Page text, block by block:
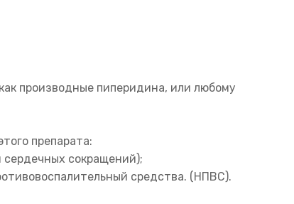
производные пиперидина, или любому
препарата:
сокращений);
средства. (НПВС).